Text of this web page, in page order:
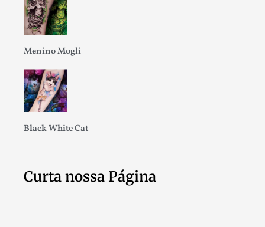
Menino Mogli
Black White Cat
Curta nossa Página